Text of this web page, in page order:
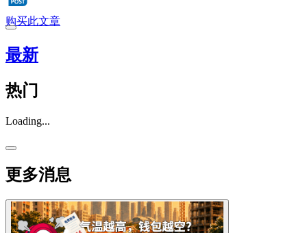
购买此文章
最新
热门
Loading...
更多消息